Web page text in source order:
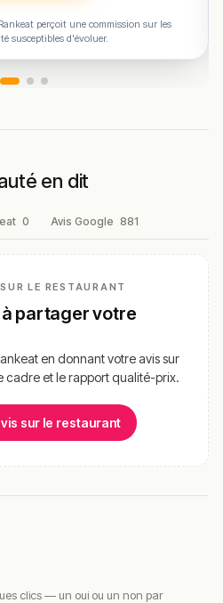
perçoit une commission sur les
susceptibles d'évoluer.
en dit
0 Avis Google 881
LE RESTAURANT
partager votre
en donnant votre avis sur
cadre et le rapport qualité-prix.
sur le restaurant
clics — un oui ou un non par